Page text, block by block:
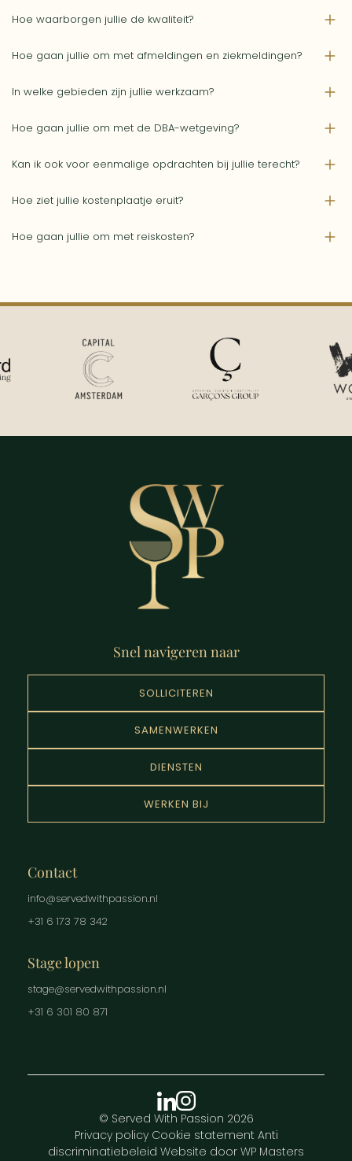
Hoe waarborgen jullie de kwaliteit?
Hoe gaan jullie om met afmeldingen en ziekmeldingen?
In welke gebieden zijn jullie werkzaam?
Hoe gaan jullie om met de DBA-wetgeving?
Kan ik ook voor eenmalige opdrachten bij jullie terecht?
Hoe ziet jullie kostenplaatje eruit?
Hoe gaan jullie om met reiskosten?
Snel navigeren naar
SOLLICITEREN
SAMENWERKEN
DIENSTEN
WERKEN BIJ
Contact
info@servedwithpassion.nl
+31 6 173 78 342
Stage lopen
stage@servedwithpassion.nl
+31 6 301 80 871
© Served With Passion 2026
Privacy policy Cookie statement Anti
discriminatiebeleid Website door WP Masters